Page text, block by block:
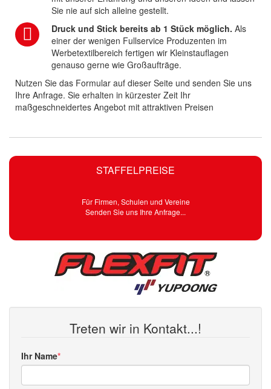
STAFFELPREISE
Für Firmen, Schulen und Vereine
Senden Sie uns Ihre Anfrage...
Treten wir in Kontakt...!
Ihr Name
Sie nie auf sich alleine gestellt.
Druck und Stick bereits ab 1 Stück möglich. Als
einer der wenigen Fullservice Produzenten im
Werbetextilbereich fertigen wir Kleinstauflagen
genauso gerne wie Großaufträge.
Nutzen Sie das Formular auf dieser Seite und senden Sie uns
Ihre Anfrage. Sie erhalten in kürzester Zeit Ihr
maßgeschneidertes Angebot mit attraktiven Preisen